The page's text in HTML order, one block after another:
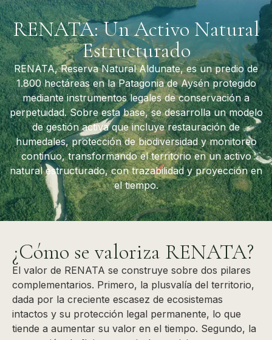
RENATA: Un Activo Natural
Estructurado
RENATA, Reserva Natural Aldunate, es un predio de
1.800 hectáreas en la Patagonia de Aysén protegido
mediante instrumentos legales de conservación a
perpetuidad. Sobre esta base, se desarrolla un modelo
de gestión activa que incluye restauración de
humedales, protección de biodiversidad y monitoreo
continuo, transformando el territorio en un activo
natural estructurado, con trazabilidad y proyección en
el tiempo.
¿Cómo se valoriza RENATA?
El valor de RENATA se construye sobre dos pilares
complementarios. Primero, la plusvalía del territorio,
dada por la creciente escasez de ecosistemas
intactos y su protección legal permanente, lo que
tiende a aumentar su valor en el tiempo. Segundo, la